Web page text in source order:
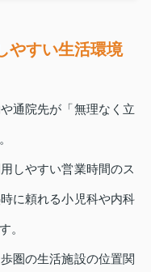
やすい生活環境
通院先が「無理なく立
しやすい営業時間のス
に頼れる小児科や内科
。
圏の生活施設の位置関